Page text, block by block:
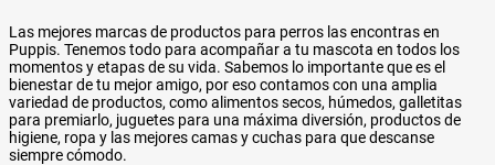
Las mejores marcas de productos para perros las encontras en
Puppis. Tenemos todo para acompañar a tu mascota en todos los
momentos y etapas de su vida. Sabemos lo importante que es el
bienestar de tu mejor amigo, por eso contamos con una amplia
variedad de productos, como alimentos secos, húmedos, galletitas
para premiarlo, juguetes para una máxima diversión, productos de
higiene, ropa y las mejores camas y cuchas para que descanse
siempre cómodo.